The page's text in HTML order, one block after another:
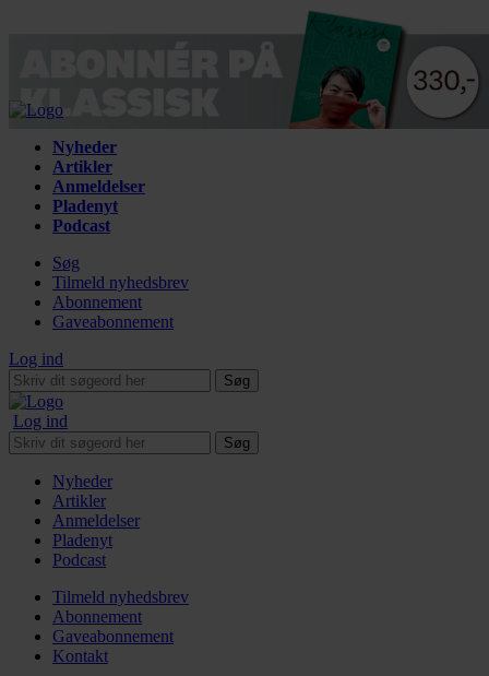
Nyheder
Artikler
Anmeldelser
Pladenyt
Podcast
Søg
Tilmeld nyhedsbrev
Abonnement
Gaveabonnement
Log ind
Søg
Log ind
Søg
Nyheder
Artikler
Anmeldelser
Pladenyt
Podcast
Tilmeld nyhedsbrev
Abonnement
Gaveabonnement
Kontakt